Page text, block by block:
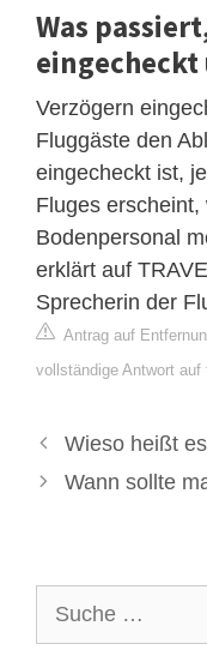
Was
Verzögern
Fluggäste den
eingecheckt ist,
Fluges
Bodenpersonal
erklärt auf
Sprecherin der
Antrag auf
vollständige Antwort auf
Wieso heißt
Wann sollte
nach: